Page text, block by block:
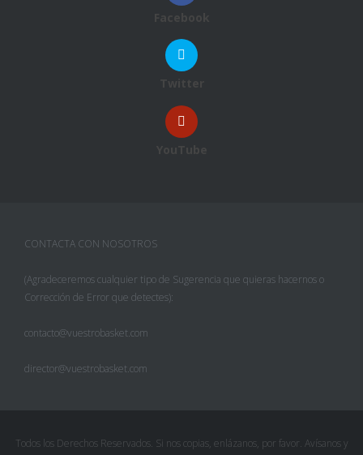
Facebook
Twitter
YouTube
CONTACTA CON NOSOTROS
(Agradeceremos cualquier tipo de Sugerencia que quieras hacernos o
Corrección de Error que detectes):
contacto@vuestrobasket.com
director@vuestrobasket.com
Todos los Derechos Reservados. Si nos copias, enlázanos, por favor. Avísanos y